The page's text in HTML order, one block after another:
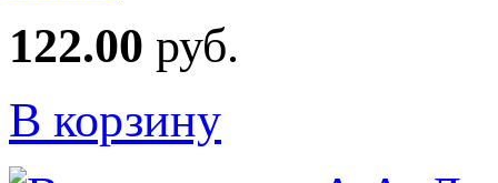
122.00 руб.
В корзину